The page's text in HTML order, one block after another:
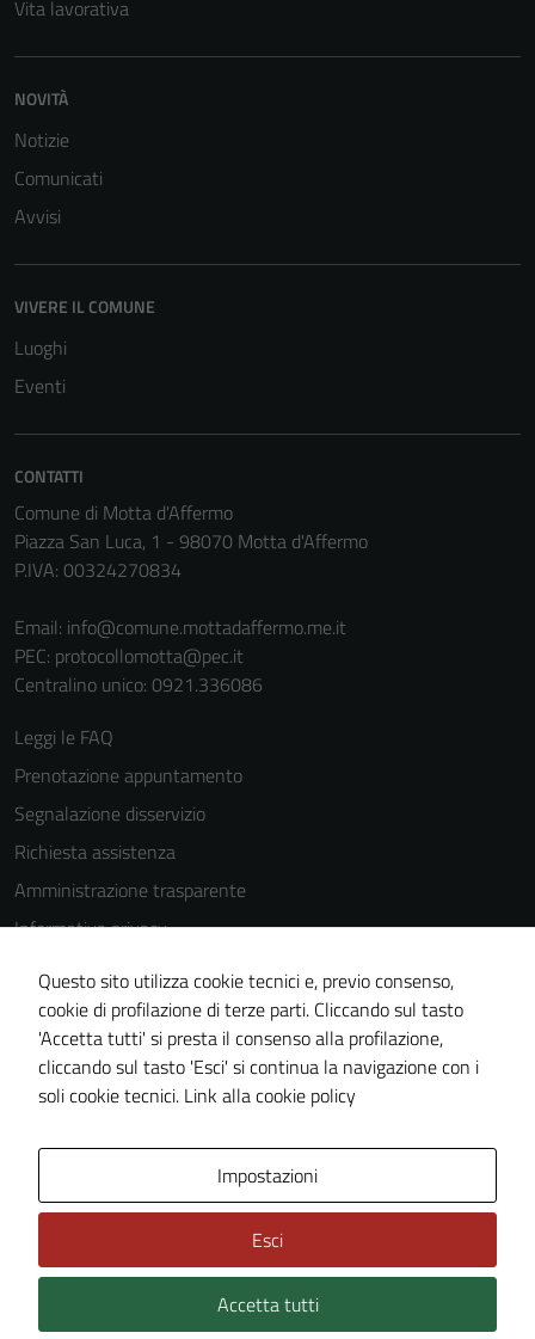
Vita lavorativa
NOVITÀ
Notizie
Comunicati
Avvisi
VIVERE IL COMUNE
Luoghi
Eventi
CONTATTI
Comune di Motta d'Affermo
Piazza San Luca, 1 - 98070 Motta d'Affermo
P.IVA: 00324270834
Email: info@comune.mottadaffermo.me.it
PEC: protocollomotta@pec.it
Centralino unico: 0921.336086
Leggi le FAQ
Prenotazione appuntamento
Segnalazione disservizio
Richiesta assistenza
Amministrazione trasparente
Informativa privacy
Cookie Policy
Note legali
Dichiarazione di accessibilità
Piano di miglioramento del sito
Technical Design s.r.l.
Questo sito utilizza cookie tecnici e, previo consenso,
cookie di profilazione di terze parti. Cliccando sul tasto
'Accetta tutti' si presta il consenso alla profilazione,
cliccando sul tasto 'Esci' si continua la navigazione con i
soli cookie tecnici. Link alla cookie policy
Impostazioni
Esci
Accetta tutti
non raccolgono
sono
estesa per i
utilizzati
La
Experience
In order for
our website
to perform
as well as
during your
visit. If you
refuse
cookies,
some
functionality